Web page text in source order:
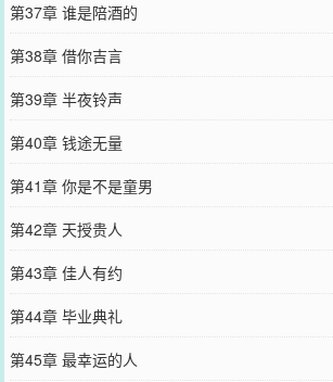
第37章 谁是陪酒的
第38章 借你吉言
第39章 半夜铃声
第40章 钱途无量
第41章 你是不是童男
第42章 天授贵人
第43章 佳人有约
第44章 毕业典礼
第45章 最幸运的人